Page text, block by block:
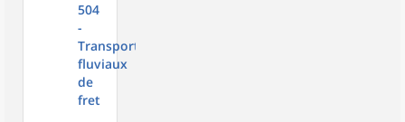
504
-
Transports
fluviaux
de
fret